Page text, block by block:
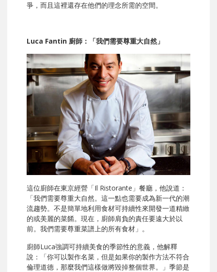
爭，而且這裡還存在他們的理念所需的空間。
Luca Fantin 廚師：「我們需要尊重大自然」
這位廚師在東京經營「Il Ristorante」餐廳，他說道：
「我們需要尊重大自然。這一點也需要成為新一代的潮
流趨勢。不是簡單地利用食材可持續性來開發一道精緻
的或美麗的菜餚。現在，廚師肩負的責任要遠大於以
前。我們需要尊重菜譜上的所有食材」。
廚師Luca強調可持續美食的季節性的意義，他解釋
說：「你可以製作名菜，但是如果你的製作方法不符合
倫理道德，那麼我們這樣做將毀掉整個世界。」季節是